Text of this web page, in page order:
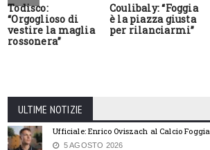
Todisco:
“Orgoglioso di
vestire la maglia
rossonera”
Coulibaly: “Foggia
è la piazza giusta
per rilanciarmi”
ULTIME NOTIZIE
Ufficiale: Enrico Oviszach al Calcio Foggia
5 AGOSTO 2026